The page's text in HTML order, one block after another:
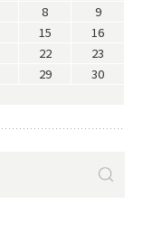
8
9
15
16
22
23
29
30